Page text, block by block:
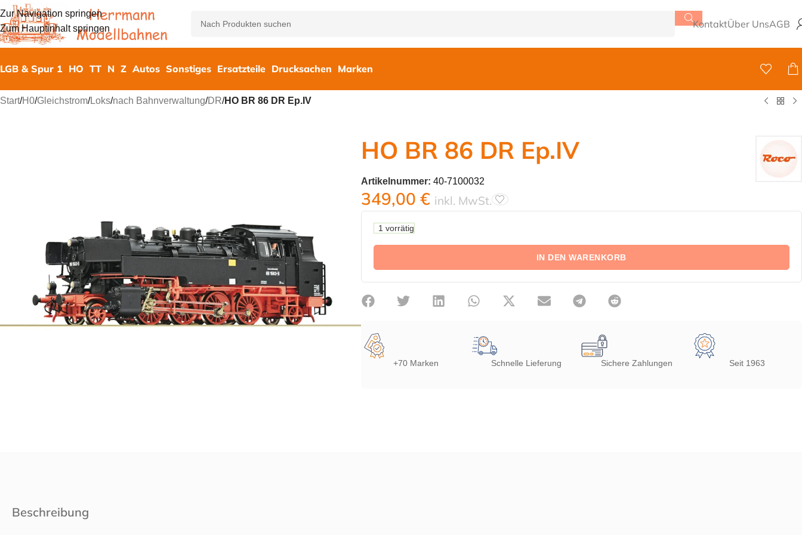
Zur Navigation springen
Zum Hauptinhalt springen
KontaktÜber UnsAGB
LGB & Spur 1 HO TT N Z Autos Sonstiges Ersatzteile Drucksachen Marken
Start/H0/Gleichstrom/Loks/nach Bahnverwaltung/DR/HO BR 86 DR Ep.IV
HO BR 86 DR Ep.IV
Artikelnummer: 40-7100032
349,00 € inkl. MwSt.
1 vorrätig
IN DEN WARENKORB
+70 Marken Schnelle Lieferung Sichere Zahlungen Seit 1963
Beschreibung